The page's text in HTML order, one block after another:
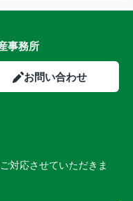
事務所
お問い合わせ
対応させていただきま